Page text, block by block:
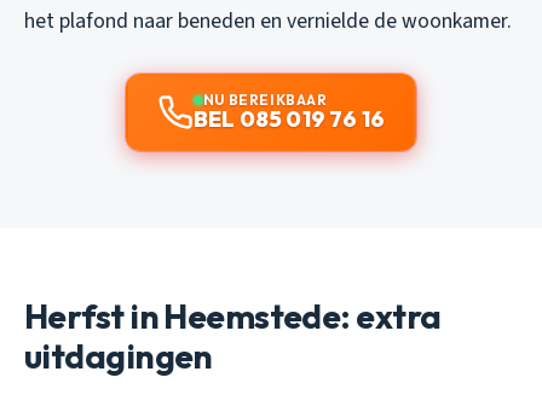
het plafond naar beneden en vernielde de woonkamer.
NU BEREIKBAAR
BEL 085 019 76 16
Herfst in Heemstede: extra
uitdagingen